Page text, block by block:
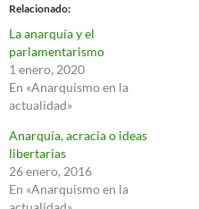
Relacionado
La anarquía y el
parlamentarismo
1 enero, 2020
En «Anarquismo en la
actualidad»
Anarquía, acracia o ideas
libertarias
26 enero, 2016
En «Anarquismo en la